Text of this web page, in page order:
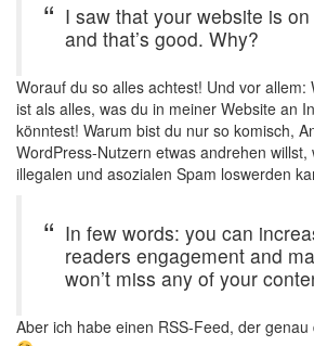
I saw that your website is
and that’s good. Why?
Worauf du so alles achtest! Und vor allem:
ist als alles, was du in meiner Website an
könntest! Warum bist du nur so komisch,
WordPress-Nutzern etwas andrehen
illegalen und asozialen Spam loswerden
In few words: you can
readers engagement and
won’t miss any of your
Aber ich habe einen RSS-Feed, der